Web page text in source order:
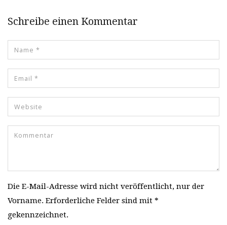
Schreibe einen Kommentar
Die E-Mail-Adresse wird nicht veröffentlicht, nur der
Vorname. Erforderliche Felder sind mit *
gekennzeichnet.